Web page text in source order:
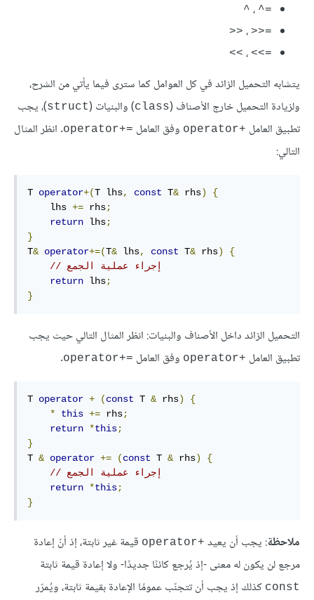
‎^‎ ، ‎^=‎
‎>>‎ ، ‎>>=‎
‎<<‎ ، ‎<<=‎
يتشابه التحميل الزائد في كل العوامل كما سترى فيما يأتي من الشرح،
ولزيادة التحميل خارج الأصناف (‎class‎) والبنيات (‎struct‎)، يجب
تطبيق العامل +operator وفق العامل =+operator
. انظر المثال
التالي:
T operator+(T lhs, const T& rhs)
{
    lhs
+= rhs;
return lhs;
}
T& operator+=(T& lhs, const T& rhs)
{
return lhs;
}
التحميل الزائد داخل الأصناف والبنيات: انظر المثال التالي حيث يجب
تطبيق العامل +operator وفق العامل =+operator
.
T operator + (const T & rhs)
{
*
this += rhs;
return *this;
}
T & operator += (const T & rhs)
{
// إجراء عملية الجمع
return *this;
}
ملاحظة: يجب أن يعيد ‎operator+‎ قيمة غير ثابتة، إذ أنّ إعادة
مرجع لن يكون له معنى -إذ يُرجع كائنًا جديدًا- ولا إعادة قيمة ثابتة
‎const‎ كذلك إذ يجب أن تتجنّب عمومًا الإعادة بقيمة ثابتة، ويُمرّر